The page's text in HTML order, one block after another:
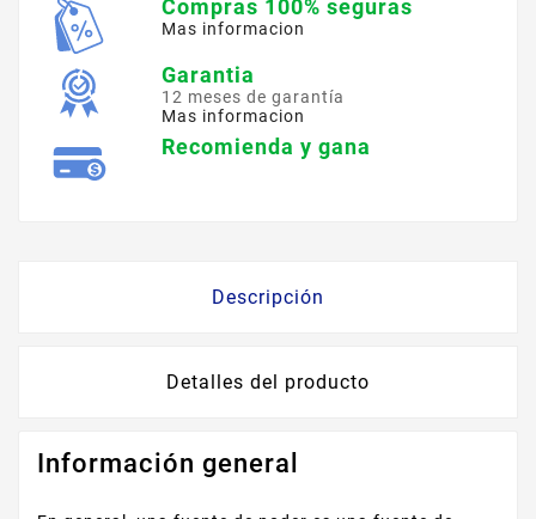
Compras 100% seguras
Mas informacion
Garantia
12 meses de garantía
Mas informacion
Recomienda y gana
Descripción
Detalles del producto
Información general